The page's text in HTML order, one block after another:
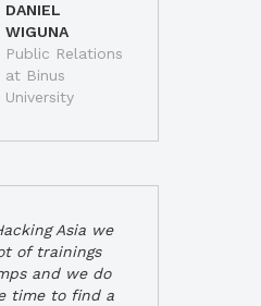
DANIEL
WIGUNA
Public Relations
at Binus
University
Asia we
of trainings
and we do
time to find a